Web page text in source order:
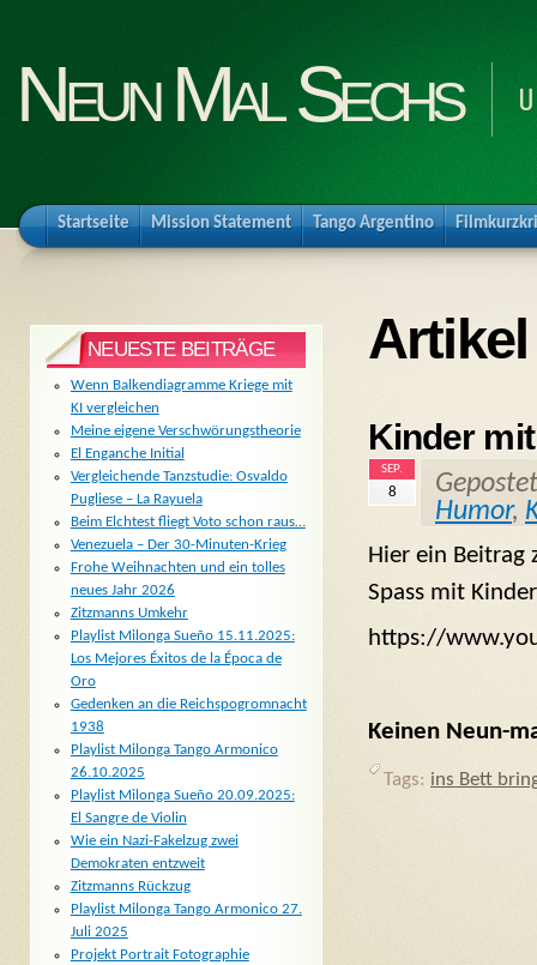
Neun Mal Sechs
Startseite Mission Statement Tango Argentino
Kinder
SEP.
8
Humor,
Hier ein Beitrag
Spass mit
https://
Keinen Neun-
Tags: ins Bett
NEUESTE BEITRÄGE
Wenn Balkendiagramme Kriege mit
KI vergleichen
Meine eigene Verschwörungstheorie
El Enganche Initial
Vergleichende Tanzstudie: Osvaldo
Pugliese – La Rayuela
Beim Elchtest fliegt Voto schon raus…
Venezuela – Der 30-Minuten-Krieg
Frohe Weihnachten und ein tolles
neues Jahr 2026
Zitzmanns Umkehr
Playlist Milonga Sueño 15.11.2025:
Los Mejores Éxitos de la Época de
Oro
Gedenken an die Reichspogromnacht
1938
Playlist Milonga Tango Armonico
26.10.2025
Playlist Milonga Sueño 20.09.2025:
El Sangre de Violin
Wie ein Nazi-Fakelzug zwei
Demokraten entzweit
Zitzmanns Rückzug
Playlist Milonga Tango Armonico 27.
Juli 2025
Projekt Portrait Fotographie